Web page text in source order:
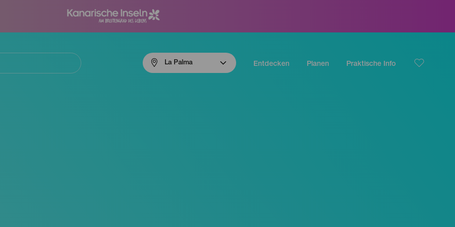
La Palma Entdecken Planen Praktische Info